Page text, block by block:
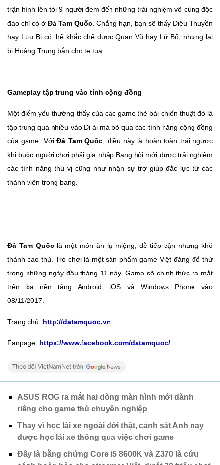
trận hình lên tới 9 người đem đến những trải nghiệm vô cùng độc
đáo chỉ có ở Đả Tam Quốc . Chẳng hạn, bạn sẽ thấy Điêu Thuyền
hay Lưu Bị có thể khắc chế được Quan Vũ hay Lữ Bố, nhưng lại
bị Hoàng Trung bắn cho te tua.
Gameplay tập trung vào tính cộng đồng
Một điểm yếu thường thấy của các game thẻ bài chiến thuật đó là
tập trung quá nhiều vào Đi ải mà bỏ qua các tính năng cộng đồng
của game. VớiĐả Tam Quốc , điều này là hoàn toàn trái ngược
khi buộc người chơi phải gia nhập Bang hội mới được trải nghiệm
các tính năng thú vị cũng như nhận sự trợ giúp đắc lực từ các
thành viên trong bang.
Đả Tam Quốclà một món ăn lạ miệng, dễ tiếp cận nhưng khó
thành cao thủ. Trò chơi là một sản phẩm game Việt đáng để thử
trong những ngày đầu tháng 11 này. Game sẽ chính thức ra mắt
trên ba nền tảng Android, iOS và Windows Phone vào
08/11/2017.
Trang chủ: http://datamquoc.vn
Fanpage: https://www.facebook.com/datamquoc/
ASUS ROG ra mắt hai dòng màn hình mới dành
riêng cho game thủ chuyên nghiệp
Thay vì học lái xe ngoài đời thật, cảnh sát Anh nay
được học lái xe thông qua việc chơi game
Đây là bằng chứng Core i5 8600K và Z370 là cứu